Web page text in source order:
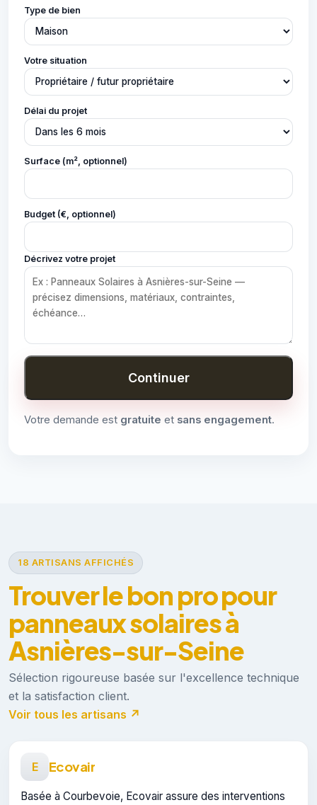
Type de bien
Votre situation
Délai du projet
Surface (m², optionnel)
Budget (€, optionnel)
Décrivez votre projet
Continuer
Votre demande est gratuite et sans engagement.
18 ARTISANS AFFICHÉS
Trouver le bon pro pour
panneaux solaires à
Asnières-sur-Seine
Sélection rigoureuse basée sur l'excellence technique
et la satisfaction client.
Voir tous les artisans ↗
E Ecovair
Basée à Courbevoie, Ecovair assure des interventions